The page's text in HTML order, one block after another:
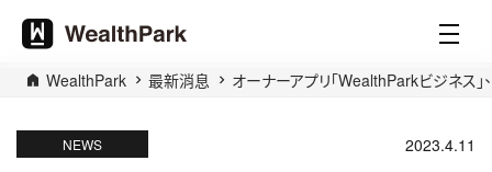
WealthPark 最新消息 オーナーアプリ「WealthParkビジネス
NEWS 2023.4.11